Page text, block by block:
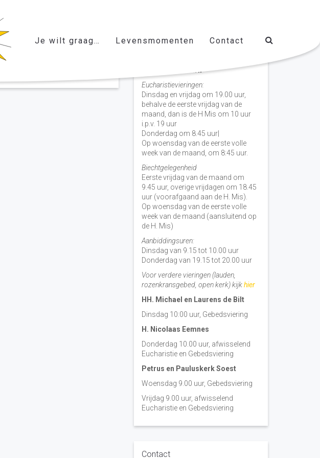
Je wilt graag… Levensmomenten Contact
Vieringen door de week
H. Nicolaas Baarn
Eucharistievieringen:
Dinsdag en vrijdag om 19.00 uur,
behalve de eerste vrijdag van de
maand, dan is de H Mis om 10 uur
i.p.v. 19 uur
Donderdag om 8.45 uur|
Op woensdag van de eerste volle
week van de maand, om 8:45 uur.
Biechtgelegenheid
Eerste vrijdag van de maand om
9.45 uur, overige vrijdagen om 18.45
uur (voorafgaand aan de H. Mis).
Op woensdag van de eerste volle
week van de maand (aansluitend op
de H. Mis)
Aanbiddingsuren:
Dinsdag van 9.15 tot 10.00 uur
Donderdag van 19.15 tot 20.00 uur
Voor verdere vieringen (lauden,
rozenkransgebed, open kerk) kijkhier
HH. Michael en Laurens de Bilt
Dinsdag 10:00 uur, Gebedsviering
H. Nicolaas Eemnes
Donderdag 10.00 uur, afwisselend
Eucharistie en Gebedsviering
Petrus en Pauluskerk Soest
Woensdag 9.00 uur, Gebedsviering
Vrijdag 9.00 uur, afwisselend
Eucharistie en Gebedsviering
Contact